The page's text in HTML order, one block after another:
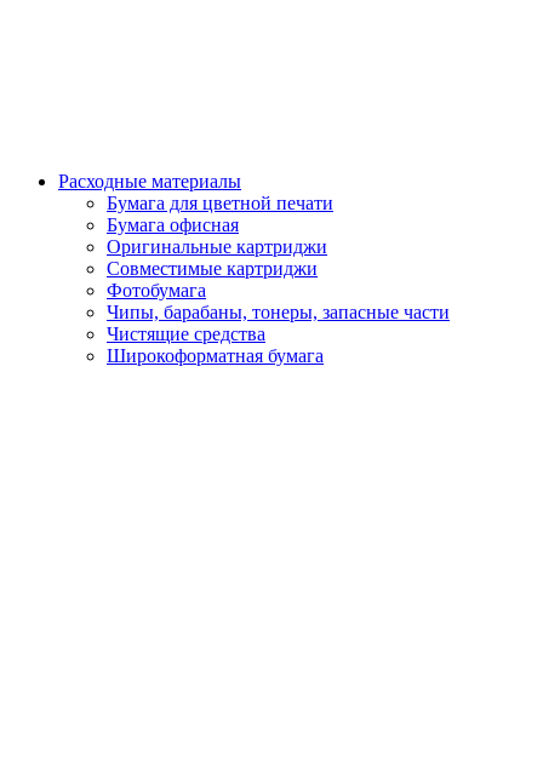
Расходные материалы
Бумага для цветной печати
Бумага офисная
Оригинальные картриджи
Совместимые картриджи
Фотобумага
Чипы, барабаны, тонеры, запасные части
Чистящие средства
Широкоформатная бумага